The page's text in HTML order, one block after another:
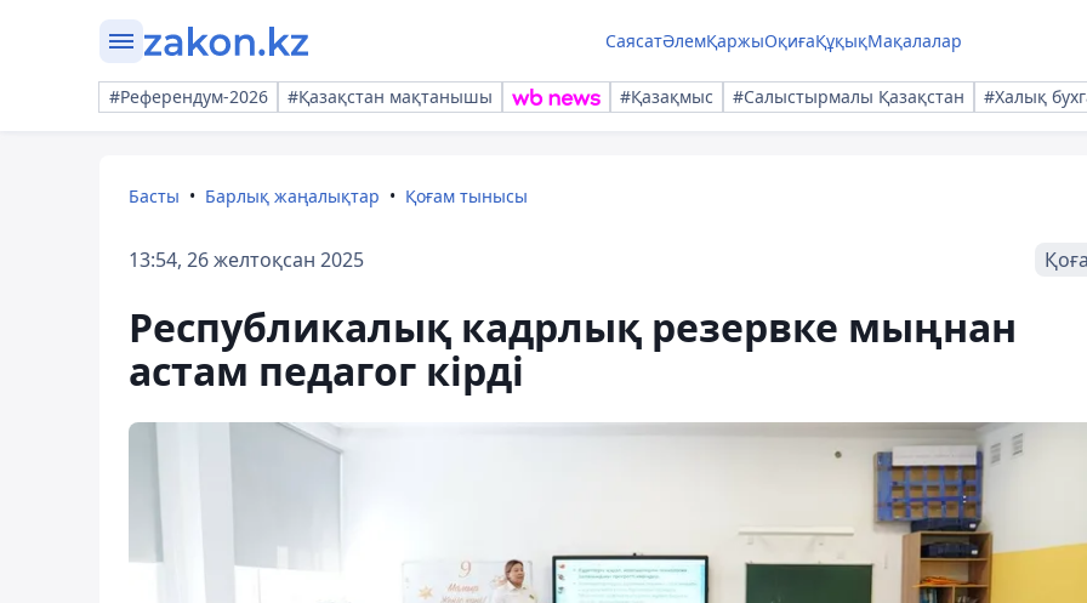
СаясатӘлемҚаржыОқиғаҚұқықМақалалар
#Референдум-2026 #Қазақстан мақтанышы #Қазақмыс #Салыстырмалы Қазақстан #Халық
Басты Барлық жаңалықтар Қоғам тынысы
13:54, 26 желтоқсан 2025
Республикалық кадрлық резервке мыңнан
астам педагог кірді